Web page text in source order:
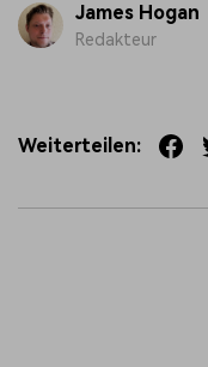
James Hogan
Redakteur
Weiterteilen: